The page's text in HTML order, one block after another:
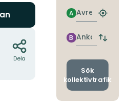
Dela
Avresa
A
Hitta
Ankomst
B
Byt
och
Sök
kollektivtrafik